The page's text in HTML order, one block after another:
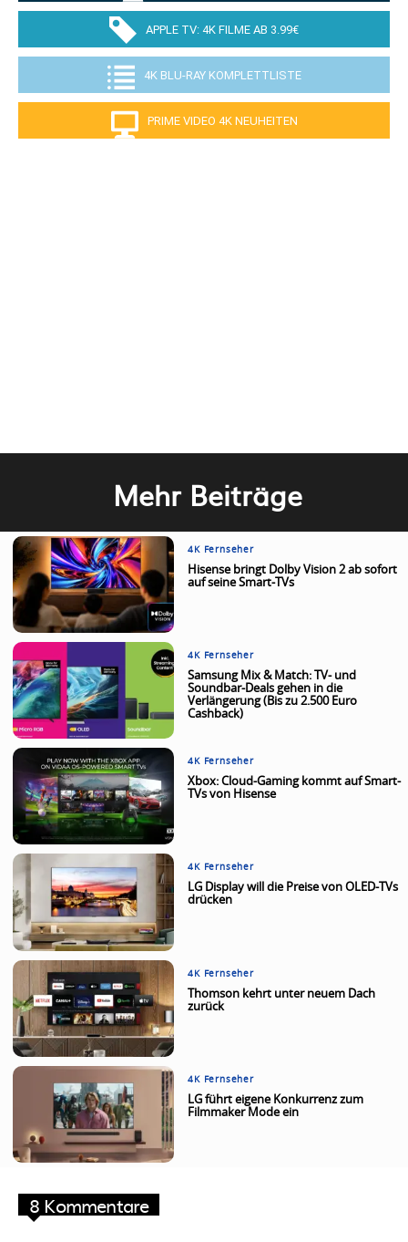
APPLE TV: 4K FILME AB 3.99€
4K BLU-RAY KOMPLETTLISTE
PRIME VIDEO 4K NEUHEITEN
Mehr Beiträge
4K Fernseher
Hisense bringt Dolby Vision 2 ab sofort
auf seine Smart-TVs
4K Fernseher
Samsung Mix & Match: TV- und
Soundbar-Deals gehen in die
Verlängerung (Bis zu 2.500 Euro
Cashback)
4K Fernseher
Xbox: Cloud-Gaming kommt auf Smart-
TVs von Hisense
4K Fernseher
LG Display will die Preise von OLED-TVs
drücken
4K Fernseher
Thomson kehrt unter neuem Dach
zurück
4K Fernseher
LG führt eigene Konkurrenz zum
Filmmaker Mode ein
8 Kommentare